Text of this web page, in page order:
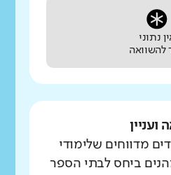
נתוני
להשוואה
מדווחים שלימודי
ביחס לבתי הספר